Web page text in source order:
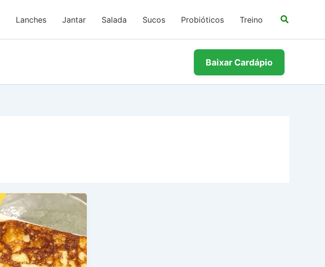
Lanches Jantar Salada Sucos Probióticos Treino
Baixar Cardápio